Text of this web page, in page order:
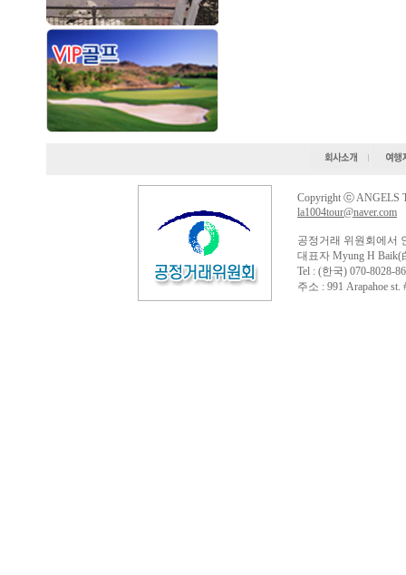
Copyright ⓒ ANGELS
la1004tour@naver.com
공정거래 위원회에서
대표자 Myung H Baik(
Tel : (한국) 070-8028-
주소 : 991 Arapahoe